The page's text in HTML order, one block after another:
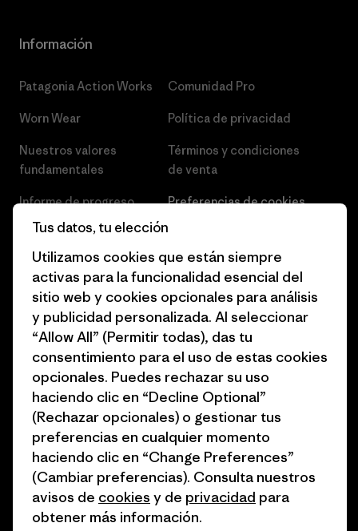
Información
Patagonia Action Works
Worn Wear
Nuestros valores
fundamentales
Informe de progreso
Business Unusual
Objetivos climáticos
1% for the Planet
Cómo financiamos
Tarjetas regalo
Encuentra una tienda
Comunidad Pro
Política de privacidad
Términos y condiciones
de venta
Preferencias de cookies
Empleo
Prensa
Programa para profesionales
del sector
Programa de afiliados
Mapa del sitio Patagonia
España
© 2026 Patagonia, Inc. Todos los derechos reservados.
Tus datos, tu elección
Utilizamos cookies que están siempre
activas para la funcionalidad esencial del
sitio web y cookies opcionales para análisis
y publicidad personalizada. Al seleccionar
“Allow All” (Permitir todas), das tu
consentimiento para el uso de estas cookies
opcionales. Puedes rechazar su uso
haciendo clic en “Decline Optional”
(Rechazar opcionales) o gestionar tus
preferencias en cualquier momento
haciendo clic en “Change Preferences”
(Cambiar preferencias). Consulta nuestros
avisos de cookies y de privacidad para
obtener más información.